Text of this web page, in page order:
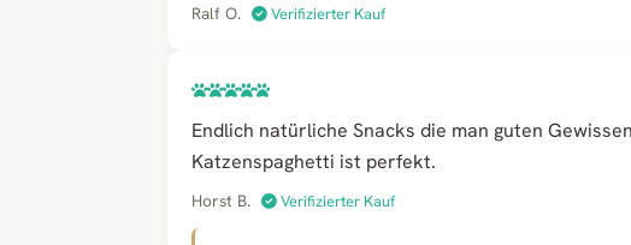
Ralf O. Verifizierter Kauf
Endlich natürliche Snacks die man guten
Katzenspaghetti ist perfekt.
Horst B. Verifizierter Kauf